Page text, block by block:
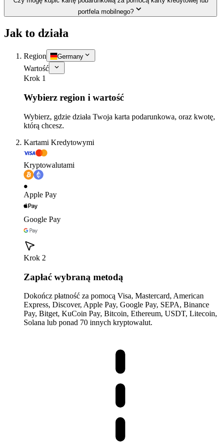
portfela mobilnego?
Jak to działa
Region Germany
Wartość
Krok 1
Wybierz region i wartość
Wybierz, gdzie działa Twoja karta podarunkowa, oraz kwotę,
którą chcesz.
Kartami Kredytowymi
Kryptowalutami
Apple Pay
Google Pay
Krok 2
Zapłać wybraną metodą
Dokończ płatność za pomocą Visa, Mastercard, American
Express, Discover, Apple Pay, Google Pay, SEPA, Binance
Pay, Bitget, KuCoin Pay, Bitcoin, Ethereum, USDT, Litecoin,
Solana lub ponad 70 innych kryptowalut.